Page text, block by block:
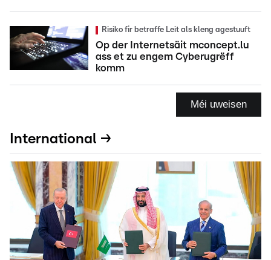
Risiko fir betraffe Leit als kleng agestuuft
Op der Internetsäit mconcept.lu
ass et zu engem Cyberugrëff
komm
Méi uweisen
International →